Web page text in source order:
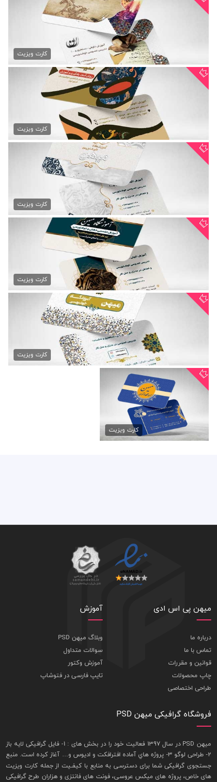
دانلود کارت ویزیت خطاطی
79,000 تومان
کارت ویزیت
طرح کارت ویزیت خطاطی
79,000 تومان
کارت ویزیت
کارت ویزیت لایه باز خطاطی
79,000 تومان
کارت ویزیت
دانلود کارت ویزیت خوشنویسی
79,000 تومان
کارت ویزیت
طرح کارت ویزیت خوشنویسی
79,000 تومان
کارت ویزیت
کارت ویزیت خوشنویسی
79,000 تومان
کارت ویزیت
میهن پی اس ادی
درباره ما
تماس با ما
قوانین و مقررات
چاپ محصولات
طراحی اختصاصی
آموزش
وبلاگ میهن PSD
سوالات متداول
آموزش وکتور
تایپ فارسی در فتوشاپ
فروشگاه گرافیکی میهن PSD
ميهن PSD در سال 1397 فعاليت خود را در بخش های : 1-
فايل گرافيکی لايه باز
2- طراحی لوگو 3- پروژه هاي آماده افترافکت و اديوس و… آغاز کرده است. منبع
جستجوی گرافيکی شما برای دسترسی به منابع با کيفـيت از جملهکارت ويزيت
های خاص، پروژه های ميکس عروسی، فونت های فانتزی و هزاران طرح گرافیکی